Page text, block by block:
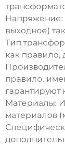
Напряжение:
выходное)
Тип
как правило,
правило,
гарантируют
Материалы:
материалов